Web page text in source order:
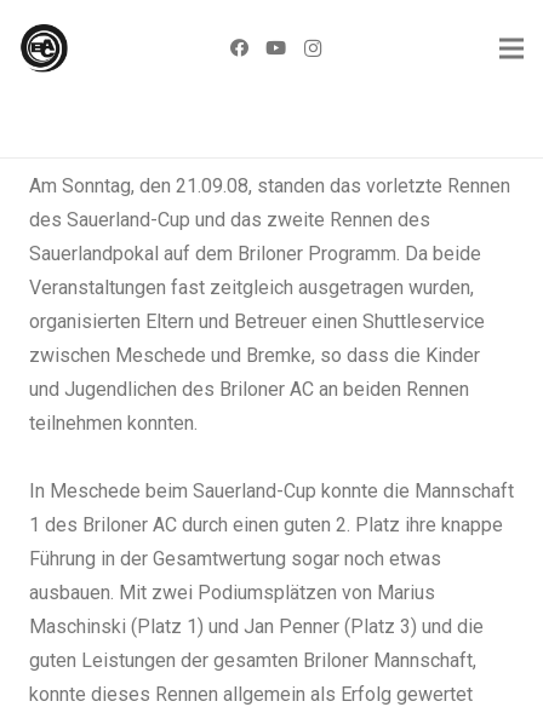
Am Sonntag, den 21.09.08, standen das vorletzte Rennen
des Sauerland-Cup und das zweite Rennen des
Sauerlandpokal auf dem Briloner Programm. Da beide
Veranstaltungen fast zeitgleich ausgetragen wurden,
organisierten Eltern und Betreuer einen Shuttleservice
zwischen Meschede und Bremke, so dass die Kinder
und Jugendlichen des Briloner AC an beiden Rennen
teilnehmen konnten.
In Meschede beim Sauerland-Cup konnte die Mannschaft
1 des Briloner AC durch einen guten 2. Platz ihre knappe
Führung in der Gesamtwertung sogar noch etwas
ausbauen. Mit zwei Podiumsplätzen von Marius
Maschinski (Platz 1) und Jan Penner (Platz 3) und die
guten Leistungen der gesamten Briloner Mannschaft,
konnte dieses Rennen allgemein als Erfolg gewertet